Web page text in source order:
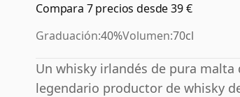
Compara 7 precios desde 39 €
Graduación:40%Volumen:70cl
Un whisky irlandés de pura
legendario productor de whisky